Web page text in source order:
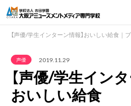
【声優/学生インターン情報】おいしい給食｜
声優 2019.11.29
【声優/学生イン
おいしい給食